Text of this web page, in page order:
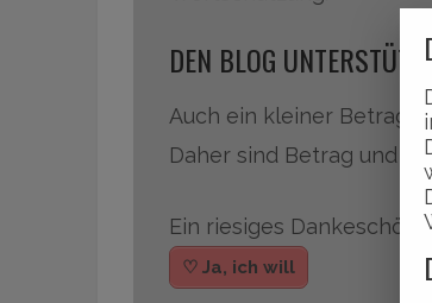
DEN BLOG
Auch ein kleiner Betrag
Daher sind Betrag und
Ein riesiges Dankeschön
♡ Ja, ich will